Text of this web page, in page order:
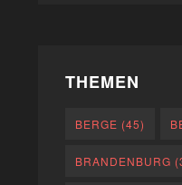
THEMEN
BERGE (45)
BRANDENBURG